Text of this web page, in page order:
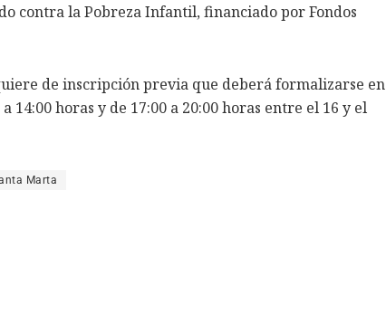
contra la Pobreza Infantil, financiado por Fondos
de inscripción previa que deberá formalizarse en
horas y de 17:00 a 20:00 horas entre el 16 y el
Marta